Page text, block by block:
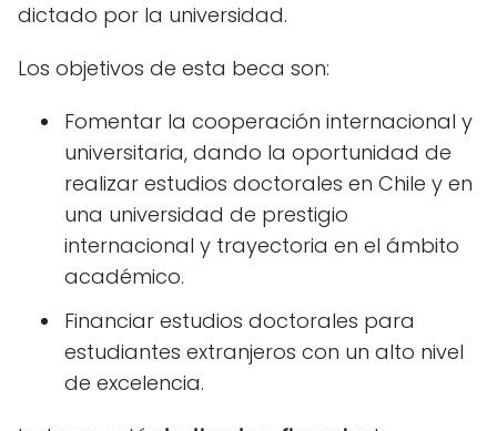
dictado por la universidad.
Los objetivos de esta beca son:
Fomentar la cooperación internacional y
universitaria, dando la oportunidad de
realizar estudios doctorales en Chile y en
una universidad de prestigio
internacional y trayectoria en el ámbito
académico.
Financiar estudios doctorales para
estudiantes extranjeros con un alto nivel
de excelencia.